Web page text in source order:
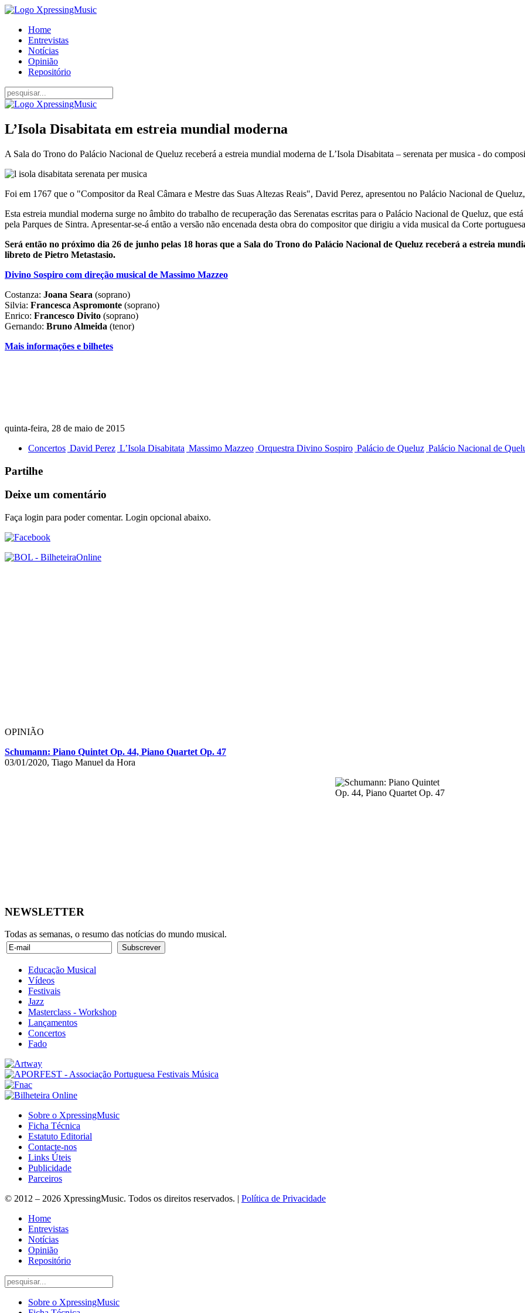
Home
Entrevistas
Notícias
Opinião
Repositório
L’Isola Disabitata em estreia mundial moderna
A Sala do Trono do Palácio Nacional de Queluz receberá a estreia mundial moderna de L’Isola Disabitata – serenata per musica - do
Foi em 1767 que o "Compositor da Real Câmara e Mestre das Suas Altezas Reais", David Perez, apresentou no Palácio Nacional de
Esta estreia mundial moderna surge no âmbito do trabalho de recuperação das Serenatas escritas para o Palácio Nacional de Queluz, que
pela Parques de Sintra. Apresentar-se-á então a versão não encenada desta obra do compositor que dirigiu a vida musical da Corte
Será então no próximo dia 26 de junho pelas 18 horas que a Sala do Trono do Palácio Nacional de Queluz receberá a estreia
libreto de Pietro Metastasio.
Divino Sospiro com direção musical de Massimo Mazzeo
Costanza: Joana Seara (soprano)
Silvia: Francesca Aspromonte (soprano)
Enrico: Francesco Divito (soprano)
Gernando: Bruno Almeida (tenor)
Mais informações e bilhetes
quinta-feira, 28 de maio de 2015
Concertos David Perez L’Isola Disabitata Massimo Mazzeo Orquestra Divino Sospiro Palácio de Queluz Palácio Nacional de
Partilhe
Deixe um comentário
Faça login para poder comentar. Login opcional abaixo.
OPINIÃO
Schumann: Piano Quintet Op. 44, Piano Quartet Op. 47
03/01/2020, Tiago Manuel da Hora
NEWSLETTER
Todas as semanas, o resumo das notícias do mundo musical.
Educação Musical
Vídeos
Festivais
Jazz
Masterclass - Workshop
Lançamentos
Concertos
Fado
Sobre o XpressingMusic
Ficha Técnica
Estatuto Editorial
Contacte-nos
Links Úteis
Publicidade
Parceiros
© 2012 – 2026 XpressingMusic. Todos os direitos reservados. | Política de Privacidade
Home
Entrevistas
Notícias
Opinião
Repositório
Sobre o XpressingMusic